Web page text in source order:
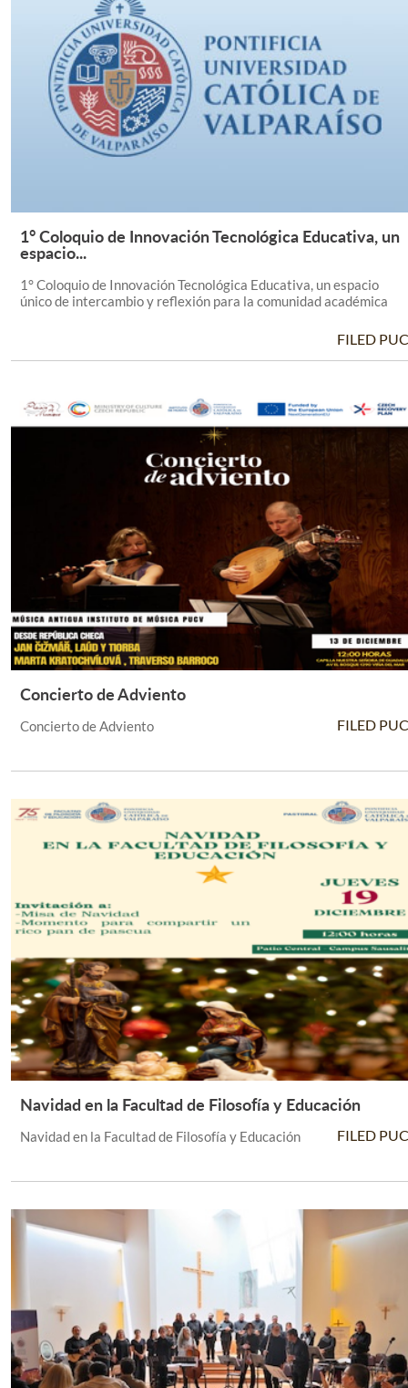
Leer Más +
1° Coloquio de Innovación Tecnológica Educativa, un
espacio...
1° Coloquio de Innovación Tecnológica Educativa, un espacio
único de intercambio y reflexión para la comunidad académica
FILED
Concierto de Adviento
Concierto de Adviento FILED
Leer Más +
Navidad en la Facultad de Filosofía y Educación
Navidad en la Facultad de Filosofía y Educación FILED